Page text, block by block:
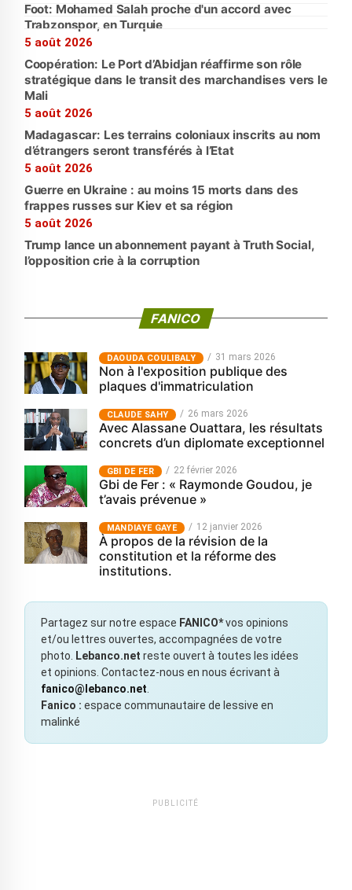
Foot: Mohamed Salah proche d'un accord avec
Trabzonspor, en Turquie
5 août 2026
Coopération: Le Port d’Abidjan réaffirme son rôle
stratégique dans le transit des marchandises vers le
Mali
5 août 2026
Madagascar: Les terrains coloniaux inscrits au nom
d’étrangers seront transférés à l’Etat
5 août 2026
Guerre en Ukraine : au moins 15 morts dans des
frappes russes sur Kiev et sa région
5 août 2026
Trump lance un abonnement payant à Truth Social,
l’opposition crie à la corruption
FANICO
‎DAOUDA COULIBALY 31 mars 2026
Non à l'exposition publique des
plaques d'immatriculation
CLAUDE SAHY 26 mars 2026
Avec Alassane Ouattara, les résultats
concrets d’un diplomate exceptionnel
GBI DE FER 22 février 2026
Gbi de Fer : « Raymonde Goudou, je
t’avais prévenue »
MANDIAYE GAYE 12 janvier 2026
À propos de la révision de la
constitution et la réforme des
institutions.
Partagez sur notre espace FANICO*vos opinions
et/ou lettres ouvertes, accompagnées de votre
photo.
Lebanco.net reste ouvert à toutes les idées
et opinions. Contactez-nous en nous écrivant à
fanico@lebanco.net
Fanico : espace communautaire de lessive en
malinké
PUBLICITÉ